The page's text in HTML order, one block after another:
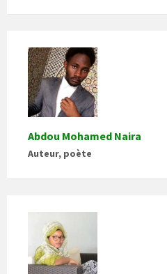
Abdou Mohamed Naira
Auteur, poète